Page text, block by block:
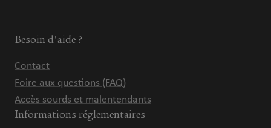
Besoin d'aide ?
Contact
Foire aux questions (FAQ)
Accès sourds et malentendants
Informations réglementaires